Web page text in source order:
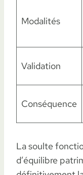
Modalités
Validation
Conséquence
La soulte
d’équilibre